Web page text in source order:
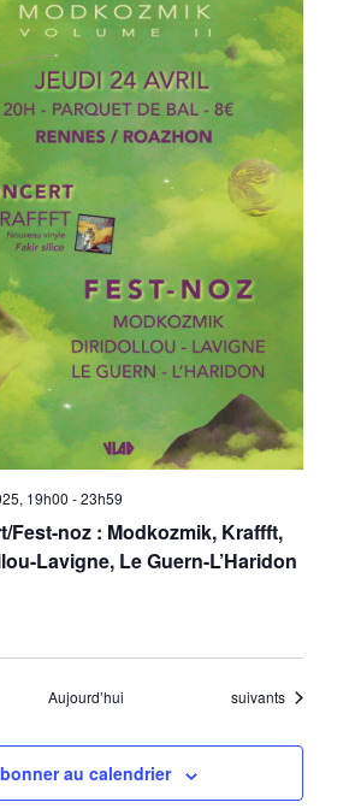
19h00 -23h59
Fest-noz : Modkozmik, Kraffft,
Lavigne, Le Guern-L’Haridon
Aujourd’hui Évènements
suivants
au calendrier